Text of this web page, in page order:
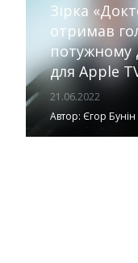
Зірка
отримав
потужному
для Apple
21.06.2022
Автор: Єгор Бунін